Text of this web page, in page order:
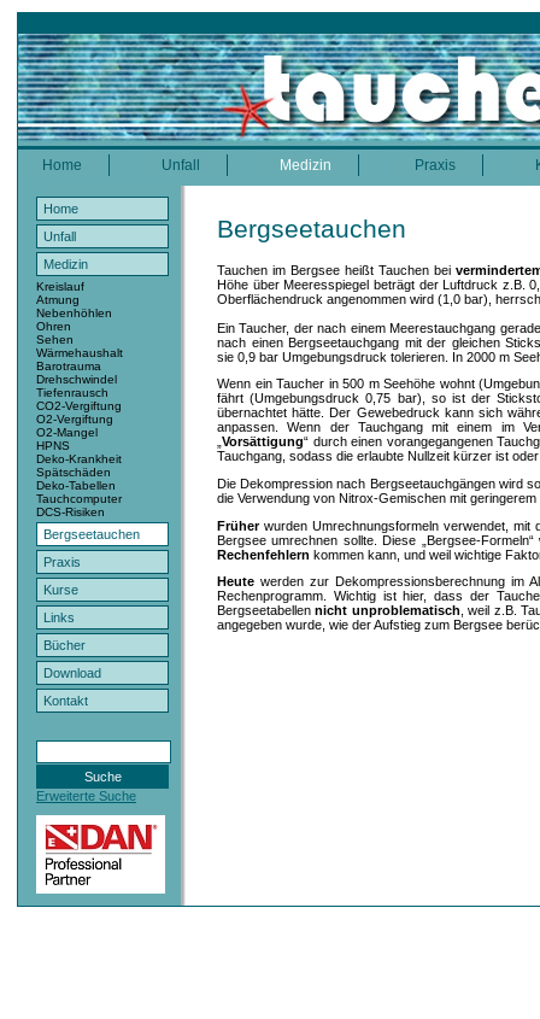
Home Unfall Medizin Praxis
Home
Unfall
Medizin
Kreislauf
Atmung
Nebenhöhlen
Ohren
Sehen
Wärmehaushalt
Barotrauma
Drehschwindel
Tiefenrausch
CO2-Vergiftung
O2-Vergiftung
O2-Mangel
HPNS
Deko-Krankheit
Spätschäden
Deko-Tabellen
Tauchcomputer
DCS-Risiken
Bergseetauchen
Praxis
Kurse
Links
Bücher
Download
Kontakt
Erweiterte Suche
Bergseetauchen
Tauchen im Bergsee heißt Tauchen bei
Höhe über Meeresspiegel beträgt der Luftdruck z.B.
Oberflächendruck angenommen wird (1,0 bar),
Ein Taucher, der nach einem Meerestauchgang
nach einen Bergseetauchgang mit der gleichen
sie 0,9 bar Umgebungsdruck tolerieren. In 2000 m
Wenn ein Taucher in 500 m Seehöhe wohnt
fährt (Umgebungsdruck 0,75 bar), so ist der
übernachtet hätte. Der Gewebedruck kann sich
anpassen. Wenn der Tauchgang mit einem im
Vorsättigung“ durch einen vorangegangenen
Tauchgang, sodass die erlaubte Nullzeit kürzer ist
Die Dekompression nach Bergseetauchgängen wird
die Verwendung von Nitrox-Gemischen mit
Früherwurden Umrechnungsformeln verwendet, mit
Bergsee umrechnen sollte. Diese „Bergsee-
Rechenfehlern kommen kann, und weil wichtige
Heute werden zur Dekompressionsberechnung im
Rechenprogramm. Wichtig ist hier, dass der
Bergseetabellennicht unproblematisch , weil z.B.
angegeben wurde, wie der Aufstieg zum Bergsee